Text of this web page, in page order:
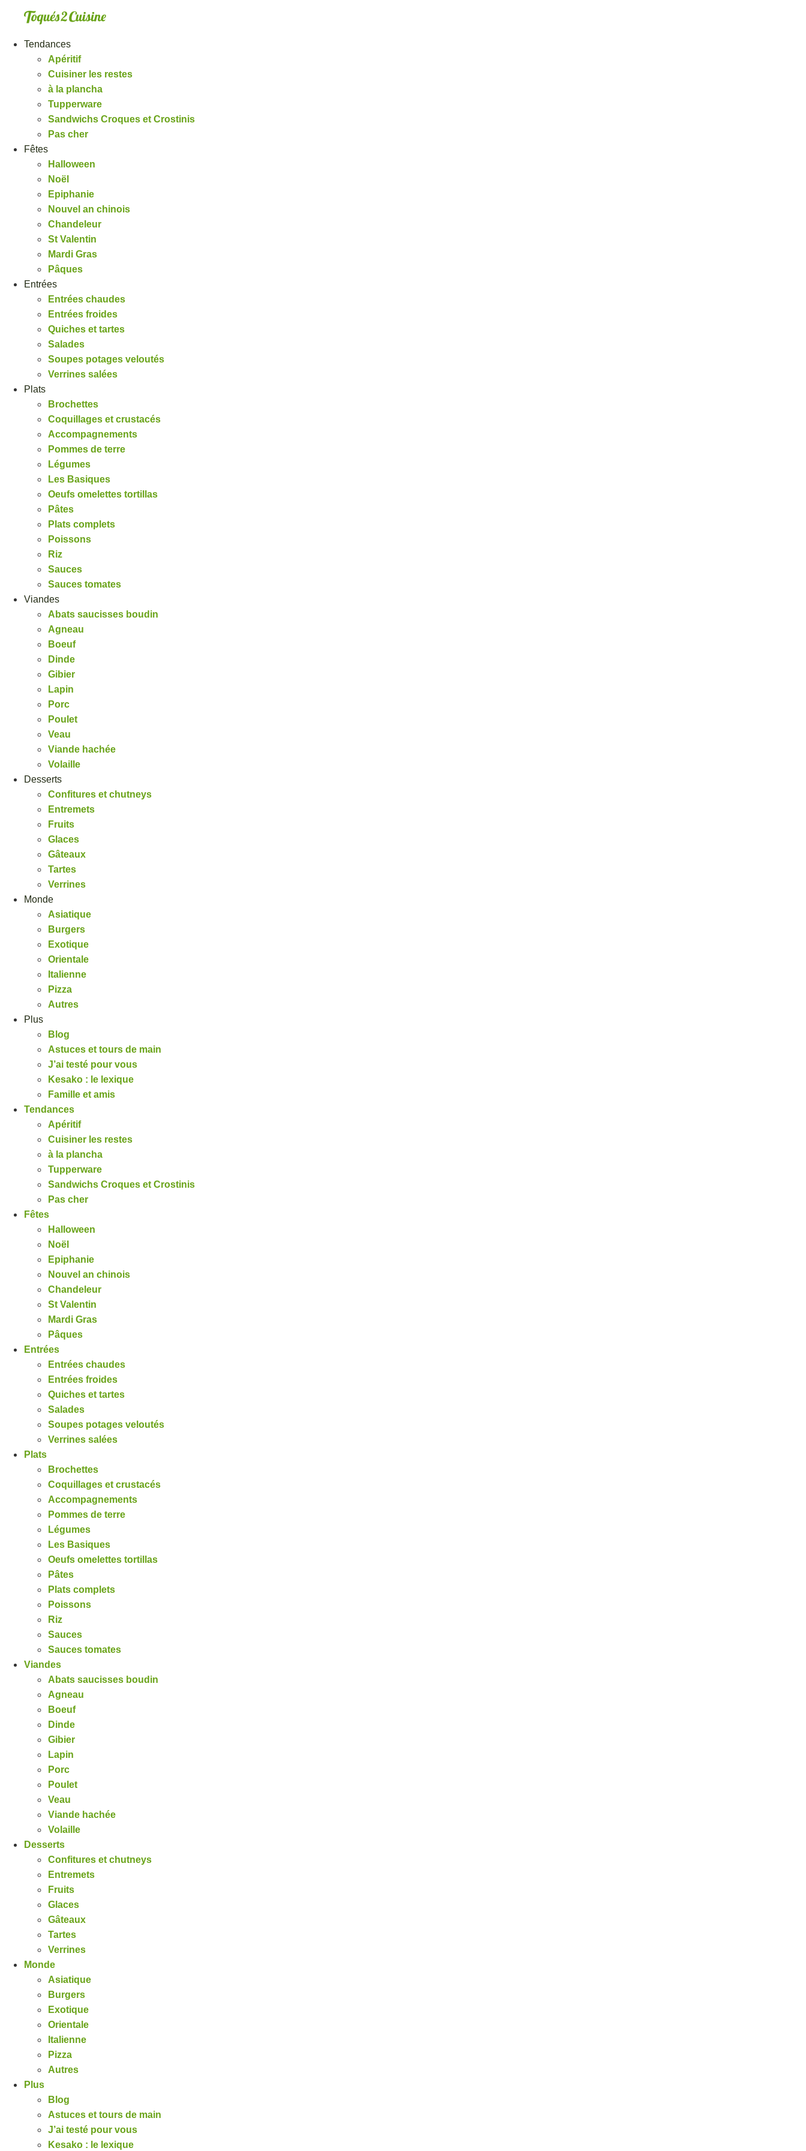
Tendances
Apéritif
Cuisiner les restes
à la plancha
Tupperware
Sandwichs Croques et Crostinis
Pas cher
Fêtes
Halloween
Noël
Epiphanie
Nouvel an chinois
Chandeleur
St Valentin
Mardi Gras
Pâques
Entrées
Entrées chaudes
Entrées froides
Quiches et tartes
Salades
Soupes potages veloutés
Verrines salées
Plats
Brochettes
Coquillages et crustacés
Accompagnements
Pommes de terre
Légumes
Les Basiques
Oeufs omelettes tortillas
Pâtes
Plats complets
Poissons
Riz
Sauces
Sauces tomates
Viandes
Abats saucisses boudin
Agneau
Boeuf
Dinde
Gibier
Lapin
Porc
Poulet
Veau
Viande hachée
Volaille
Desserts
Confitures et chutneys
Entremets
Fruits
Glaces
Gâteaux
Tartes
Verrines
Monde
Asiatique
Burgers
Exotique
Orientale
Italienne
Pizza
Autres
Plus
Blog
Astuces et tours de main
J’ai testé pour vous
Kesako : le lexique
Famille et amis
Tendances
Apéritif
Cuisiner les restes
à la plancha
Tupperware
Sandwichs Croques et Crostinis
Pas cher
Fêtes
Halloween
Noël
Epiphanie
Nouvel an chinois
Chandeleur
St Valentin
Mardi Gras
Pâques
Entrées
Entrées chaudes
Entrées froides
Quiches et tartes
Salades
Soupes potages veloutés
Verrines salées
Plats
Brochettes
Coquillages et crustacés
Accompagnements
Pommes de terre
Légumes
Les Basiques
Oeufs omelettes tortillas
Pâtes
Plats complets
Poissons
Riz
Sauces
Sauces tomates
Viandes
Abats saucisses boudin
Agneau
Boeuf
Dinde
Gibier
Lapin
Porc
Poulet
Veau
Viande hachée
Volaille
Desserts
Confitures et chutneys
Entremets
Fruits
Glaces
Gâteaux
Tartes
Verrines
Monde
Asiatique
Burgers
Exotique
Orientale
Italienne
Pizza
Autres
Plus
Blog
Astuces et tours de main
J’ai testé pour vous
Kesako : le lexique